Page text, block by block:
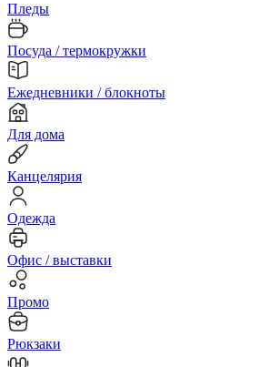
Пледы
Посуда / термокружки
Ежедневники / блокноты
Для дома
Канцелярия
Одежда
Офис / выставки
Промо
Рюкзаки